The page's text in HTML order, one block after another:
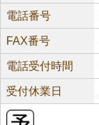
電話番号
FAX番号
電話受付時間
受付休業日